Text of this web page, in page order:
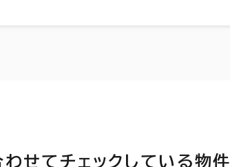
せてチェックしている物件